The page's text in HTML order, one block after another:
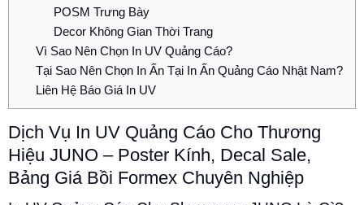
POSM Trưng Bày
Decor Không Gian Thời Trang
Vì Sao Nên Chọn In UV Quảng Cáo?
Tại Sao Nên Chọn In Ấn Tại In Ấn Quảng Cáo Nhật Nam?
Liên Hệ Báo Giá In UV
Dịch Vụ In UV Quảng Cáo Cho Thương
Hiệu JUNO – Poster Kính, Decal Sale,
Bảng Giá Bồi Formex Chuyên Nghiệp